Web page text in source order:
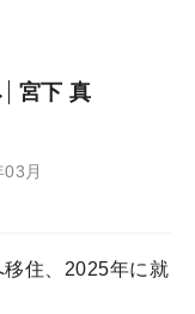
宮下 真
月
住、2025年に就